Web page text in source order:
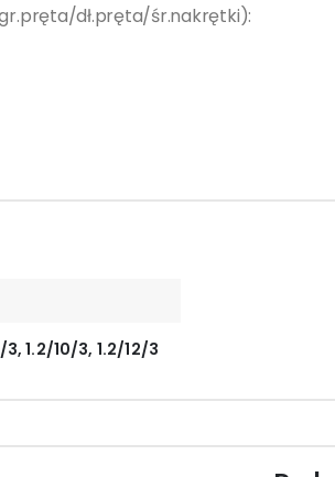
dł.pręta/śr.nakrętki):
1.2/10/3, 1.2/12/3